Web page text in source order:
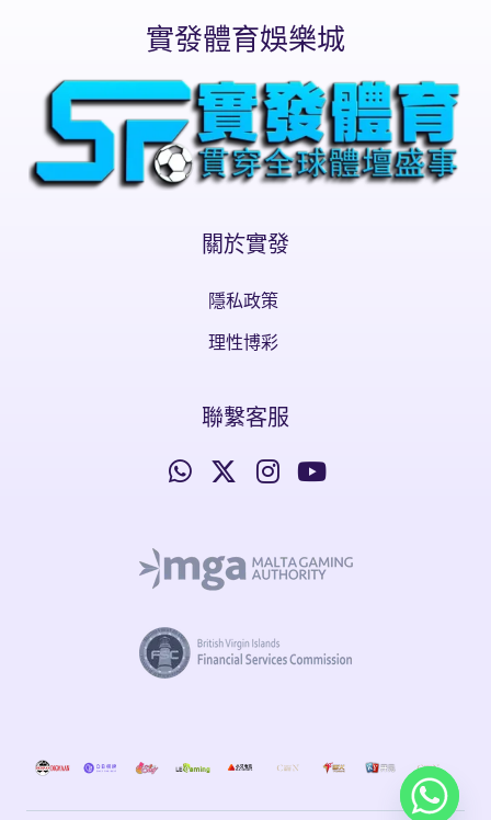
實發體育娛樂城
關於實發
隱私政策
理性博彩
聯繫客服